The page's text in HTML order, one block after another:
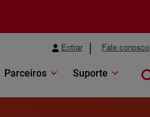
Entrar Fale conosco
Parceiros Suporte